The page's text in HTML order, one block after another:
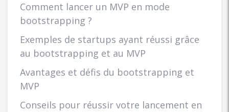
Comment lancer un MVP en mode
bootstrapping ?
Exemples de startups ayant réussi grâce
au bootstrapping et au MVP
Avantages et défis du bootstrapping et
MVP
Conseils pour réussir votre lancement en